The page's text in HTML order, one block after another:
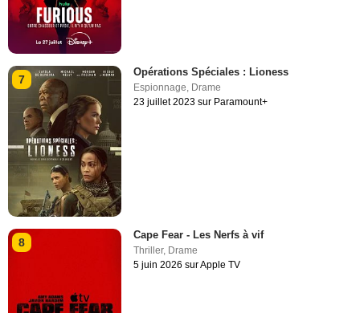
7
Opérations Spéciales : Lioness
Espionnage, Drame
23 juillet 2023 sur Paramount+
8
Cape Fear - Les Nerfs à vif
Thriller, Drame
5 juin 2026 sur Apple TV